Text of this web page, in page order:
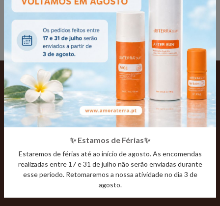
geral@amoraterra.ptou, em alternativa, através do telefone: 937 519
900.
Subscreva a newsletter Amor à Terra e viva uma vida
mais saudável com informações, dicas úteis e
promoções.
SUBSCREVA
✨ Estamos de Férias✨
Estaremos de férias até ao início de agosto. As encomendas
realizadas entre 17 e 31 de julho não serão enviadas durante
esse período. Retomaremos a nossa atividade no dia 3 de
agosto.